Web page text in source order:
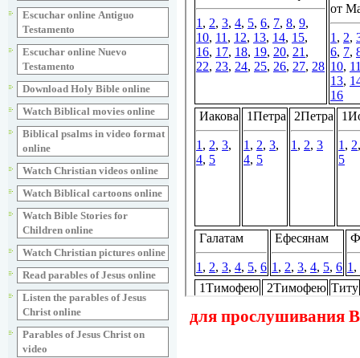
Escuchar online Аntiguo
Testamento
Escuchar online Nuevo
Testamento
Download Holy Bible online
Watch Biblical movies online
Biblical psalms in video format
online
Watch Christian videos online
Watch Biblical cartoons online
Watch Bible Stories for
Children online
Watch Christian pictures online
Read parables of Jesus online
Listen the parables of Jesus
Christ online
Parables of Jesus Christ on
video
для прослушивания